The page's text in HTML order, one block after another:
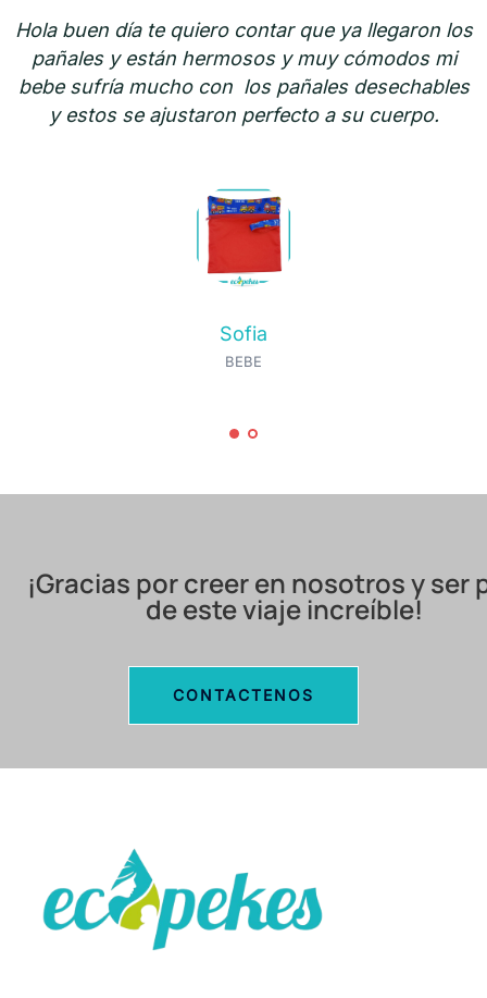
los
mi
Muchas gracias los pañales son muy
para mi muñeca y absorben